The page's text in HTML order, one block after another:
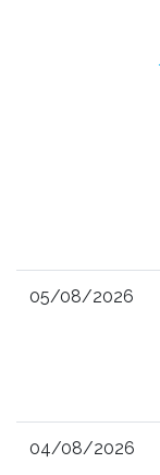
05/08/2026
04/08/2026